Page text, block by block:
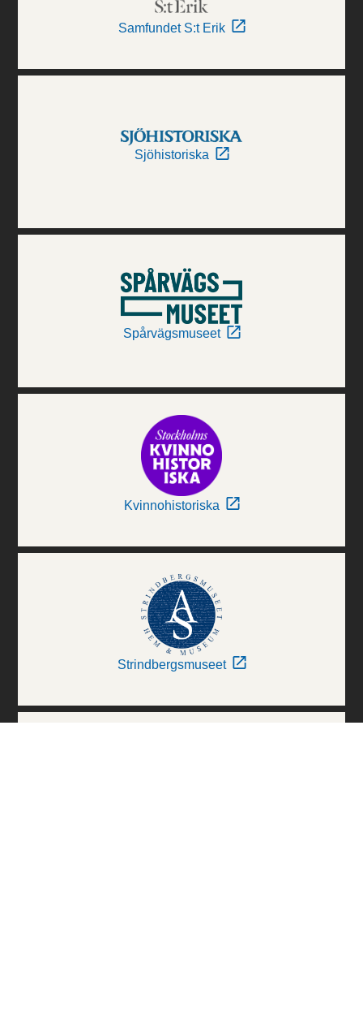
Samfundet S:t Erik
Sjöhistoriska
Spårvägsmuseet
Kvinnohistoriska
Strindbergsmuseet